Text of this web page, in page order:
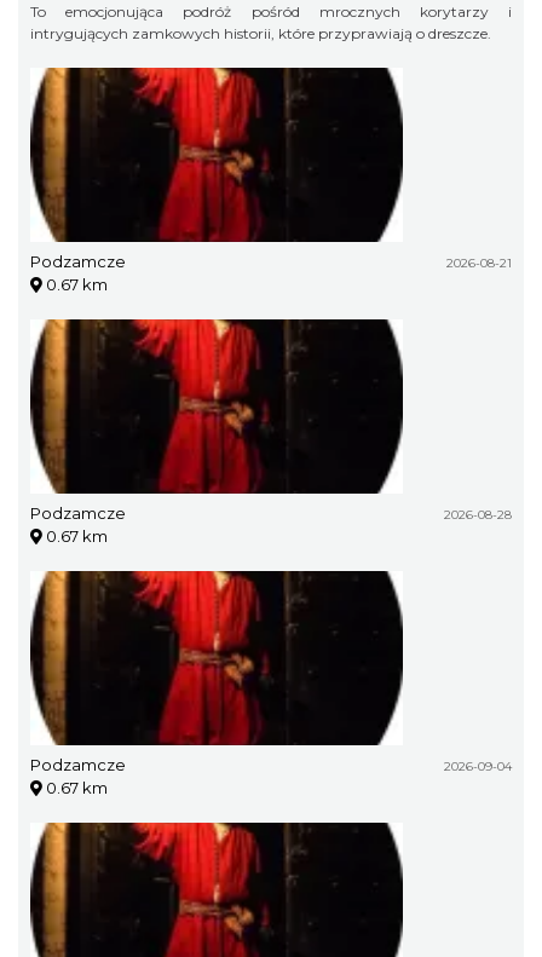
To emocjonująca podróż pośród mrocznych korytarzy i
intrygujących zamkowych historii, które przyprawiają o dreszcze.
Podzamcze 2026-08-21
0.67 km
Podzamcze 2026-08-28
0.67 km
Podzamcze 2026-09-04
0.67 km